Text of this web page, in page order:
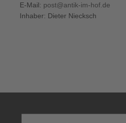
E-Mail: post@antik-im-hof.de
Inhaber: Dieter Niecksch